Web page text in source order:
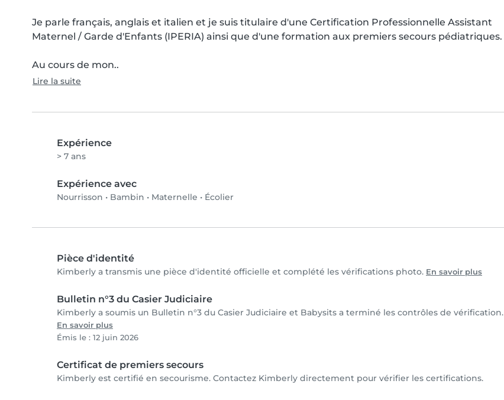
Je parle français, anglais et italien et je suis titulaire d'une Certification Professionnelle Assistant
Maternel / Garde d'Enfants (IPERIA) ainsi que d'une formation aux premiers secours pédiatriques.
Au cours de mon..
Lire la suite
Expérience
> 7 ans
Expérience avec
Nourrisson • Bambin • Maternelle • Écolier
Pièce d'identité
Kimberly a transmis une pièce d'identité officielle et complété les vérifications photo. En savoir plus
Bulletin n°3 du Casier Judiciaire
Kimberly a soumis un Bulletin n°3 du Casier Judiciaire et Babysits a terminé les contrôles de vérification.
En savoir plus
Émis le : 12 juin 2026
Certificat de premiers secours
Kimberly est certifié en secourisme. Contactez Kimberly directement pour vérifier les certifications.